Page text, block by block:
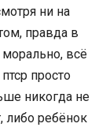
ни на
правда в
всё
просто
никогда не
либо ребёнок